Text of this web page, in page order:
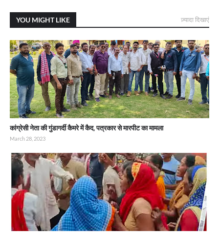
YOU MIGHT LIKE ज़्यादा दिखाएं
कांग्रेसी नेता की गुंडागर्दी कैमरे में कैद, पत्रकार से मारपीट का मामला
March 28, 2023